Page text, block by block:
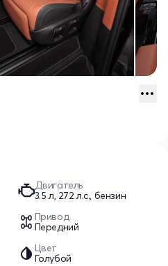
Двигатель
3.5 л, 272 л.с., бензин
Привод
Передний
Цвет
Голубой